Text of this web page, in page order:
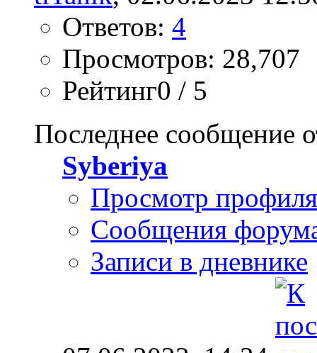
Ответов: 4
Просмотров: 28,707
Рейтинг0 / 5
Последнее сообщение
Syberiya
Просмотр профиля
Сообщения
Записи в дневнике